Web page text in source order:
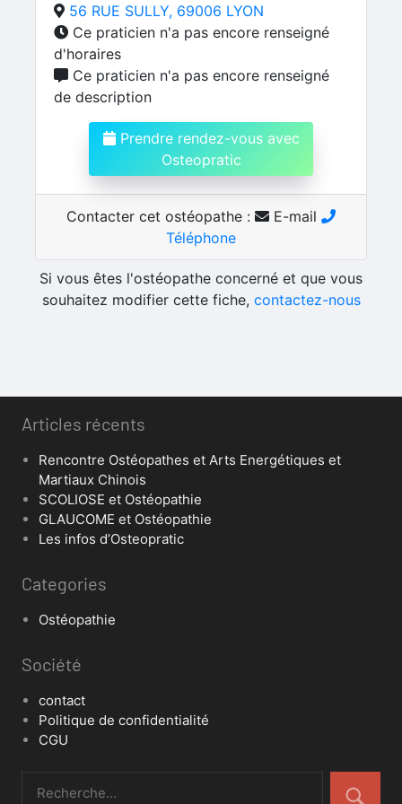
56 RUE SULLY, 69006 LYON
Ce praticien n'a pas encore renseigné
d'horaires
Ce praticien n'a pas encore renseigné
de description
Prendre rendez-vous avec
Osteopratic
Contacter cet ostéopathe :
E-mail
Téléphone
Si vous êtes l'ostéopathe concerné et que vous
souhaitez modifier cette fiche, contactez-nous
Articles récents
Rencontre Ostéopathes et Arts Energétiques et
Martiaux Chinois
SCOLIOSE et Ostéopathie
GLAUCOME et Ostéopathie
Les infos d’Osteopratic
Categories
Ostéopathie
Société
contact
Politique de confidentialité
CGU